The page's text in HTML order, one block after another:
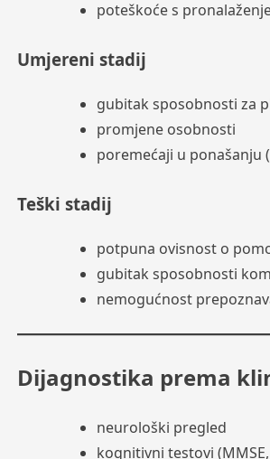
poteškoće s
Umjereni stadij
gubitak sposobnosti za
promjene osobnosti
poremećaji u ponašanju
Teški stadij
potpuna ovisnost o
gubitak sposobnosti
nemogućnost
Dijagnostika prema
neurološki pregled
kognitivni testovi